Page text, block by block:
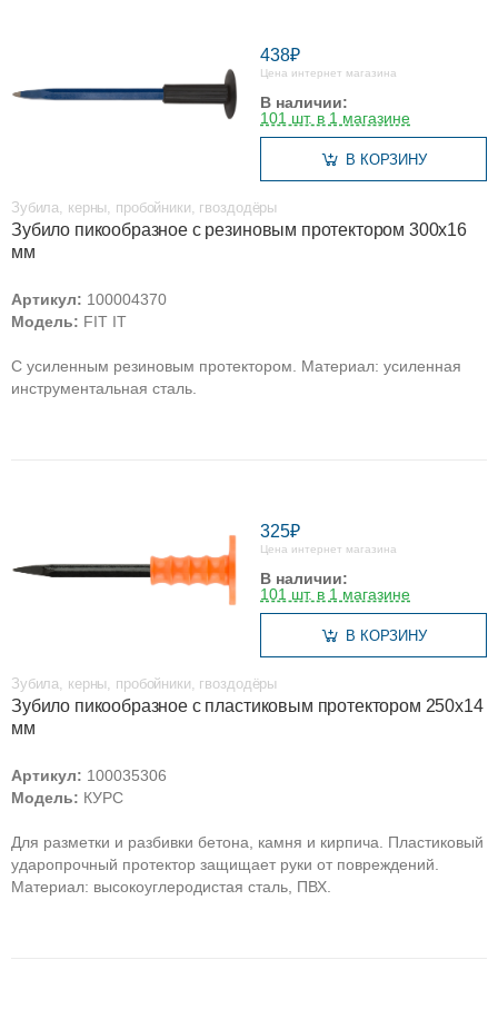
438₽
Цена интернет магазина
В наличии:
101 шт. в 1 магазине
В КОРЗИНУ
Зубила, керны, пробойники, гвоздодёры
Зубило пикообразное с резиновым протектором 300х16
мм
Артикул: 100004370
Модель: FIT IT
С усиленным резиновым протектором. Материал: усиленная
инструментальная сталь.
325₽
Цена интернет магазина
В наличии:
101 шт. в 1 магазине
В КОРЗИНУ
Зубила, керны, пробойники, гвоздодёры
Зубило пикообразное с пластиковым протектором 250х14
мм
Артикул: 100035306
Модель: КУРС
Для разметки и разбивки бетона, камня и кирпича. Пластиковый
ударопрочный протектор защищает руки от повреждений.
Материал: высокоуглеродистая сталь, ПВХ.